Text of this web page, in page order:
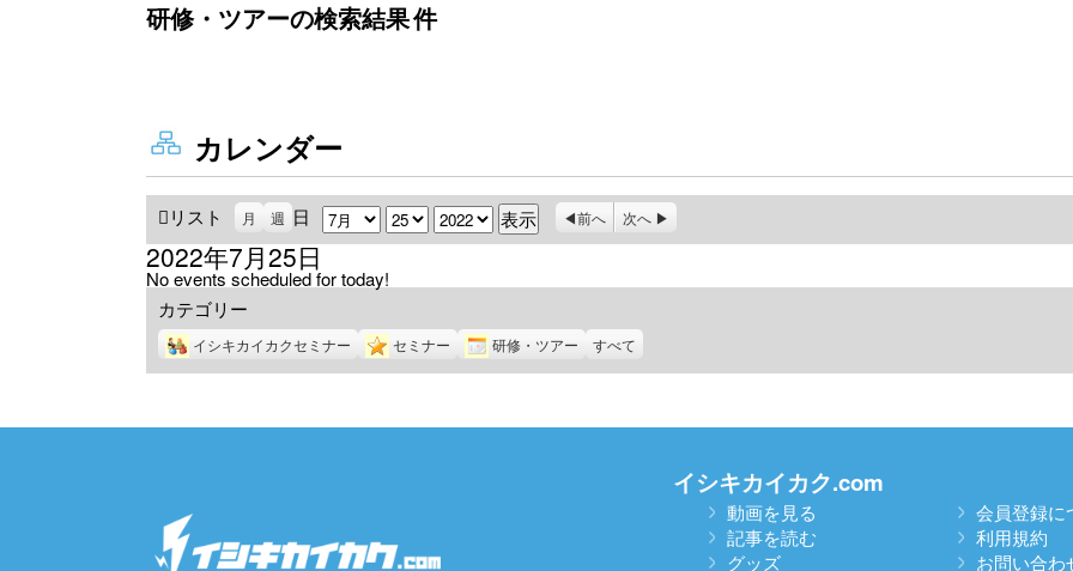
研修・ツアーの検索結果件
カレンダー
リスト
示
月 週 日 月 日 年 前へ 次へ
2022年7月25日
No events scheduled for today!
カテゴリー
イシキカイカクセミナー セミナー 研修・ツアー すべて
イシキカイカク.com
動画を見る
記事を読む
グッズ
会員登録に
利用規約
お問い合わ